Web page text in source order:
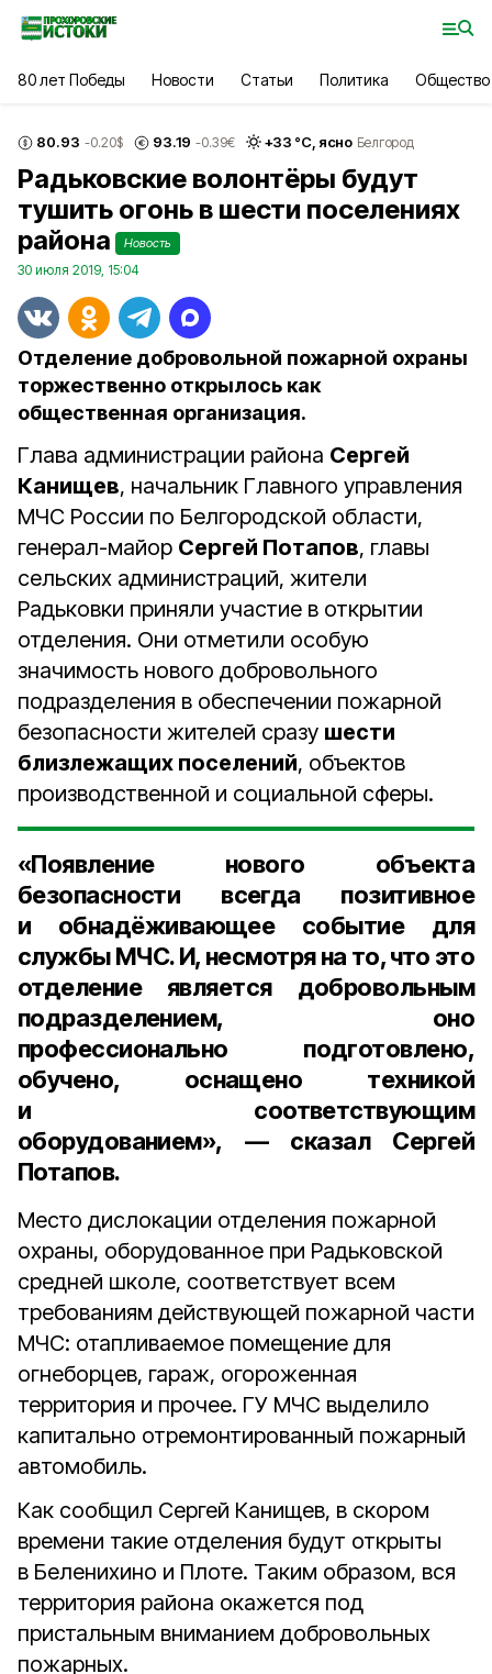
80 лет Победы Новости Статьи Политика Общество
80.93 -0.20$ 93.19 -0.39€ +33 °С, ясно Белгород
Радьковские волонтёры будут
тушить огонь в шести поселениях
района
Новость
30 июля 2019, 15:04
Отделение добровольной пожарной охраны
торжественно открылось как
общественная организация.
Глава администрации района Сергей
Канищев, начальник Главного управления
МЧС России по Белгородской области,
генерал-майор Сергей Потапов, главы
сельских администраций, жители
Радьковки приняли участие в открытии
отделения. Они отметили особую
значимость нового добровольного
подразделения в обеспечении пожарной
безопасности жителей сразу шести
близлежащих поселений, объектов
производственной и социальной сферы.
«Появление нового объекта
безопасности всегда позитивное
и обнадёживающее событие для
службы МЧС. И, несмотря на то, что это
отделение является добровольным
подразделением, оно
профессионально подготовлено,
обучено, оснащено техникой
и соответствующим
оборудованием», — сказал Сергей
Потапов.
Место дислокации отделения пожарной
охраны, оборудованное при Радьковской
средней школе, соответствует всем
требованиям действующей пожарной части
МЧС: отапливаемое помещение для
огнеборцев, гараж, огороженная
территория и прочее. ГУ МЧС выделило
капитально отремонтированный пожарный
автомобиль.
Как сообщил Сергей Канищев, в скором
времени такие отделения будут открыты
в Беленихино и Плоте. Таким образом, вся
территория района окажется под
пристальным вниманием добровольных
пожарных.